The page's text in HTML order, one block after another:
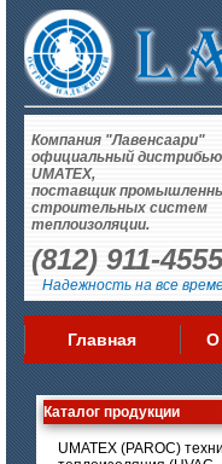
Компания "Лавенсаари"
официальный
UMATEX,
поставщик
строительных систем
теплоизоляции.
(812) 911-4555
Надежность на все
Главная О
Каталог продукции
UMATEX (PAROC)